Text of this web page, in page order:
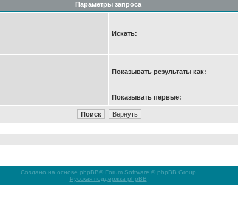
Параметры запроса
Искать:
Показывать результаты как:
Показывать первые:
Создано на основе phpBB® Forum Software © phpBB Group
Русская поддержка phpBB